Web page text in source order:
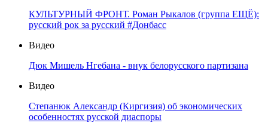
КУЛЬТУРНЫЙ ФРОНТ. Роман Рыкалов (группа ЕЩЁ):
русский рок за русский #Донбасс
Видео
Дюк Мишель Нгебана - внук белорусского партизана
Видео
Степанюк Александр (Киргизия) об экономических
особенностях русской диаспоры